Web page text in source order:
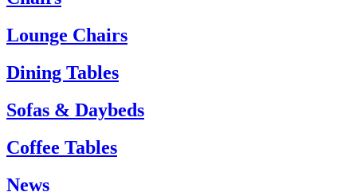
Kundenservice:
Tel.: +45 66 12 14 04
info@carlhansen.dk
Lounge Chairs
Dining Tables
Sofas & Daybeds
Coffee Tables
News